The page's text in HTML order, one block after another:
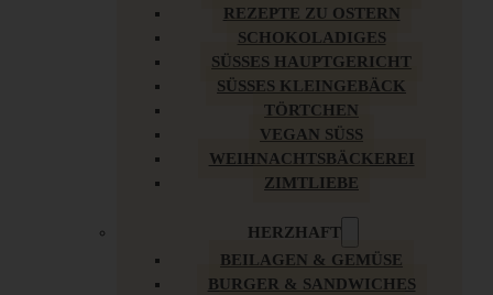
REZEPTE ZU OSTERN
SCHOKOLADIGES
SÜSSES HAUPTGERICHT
SÜSSES KLEINGEBÄCK
TÖRTCHEN
VEGAN SÜSS
WEIHNACHTSBÄCKEREI
ZIMTLIEBE
HERZHAFT
BEILAGEN & GEMÜSE
BURGER & SANDWICHES